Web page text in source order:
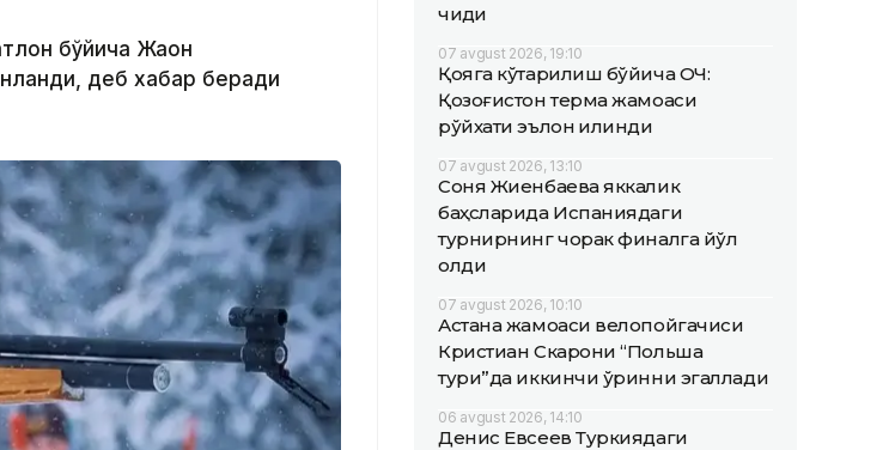
бўйича Жаҳон
деб хабар беради
чиқди
07 avgust 2026, 19:10
Қояга кўтарилиш бўйича ОЧ:
Қозоғистон терма жамоаси
рўйхати эълон қилинди
07 avgust 2026, 13:10
Соня Жиенбаева яккалик
баҳсларида Испаниядаги
турнирнинг чорак финалга йўл
олди
07 avgust 2026, 10:10
Астана жамоаси велопойгачиси
Кристиан Скарони “Польша
тури”да иккинчи ўринни эгаллади
06 avgust 2026, 14:10
Денис Евсеев Туркиядаги